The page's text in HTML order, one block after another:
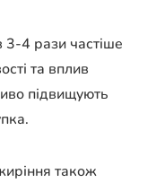
3-4 рази частіше
та вплив
підвищують
також